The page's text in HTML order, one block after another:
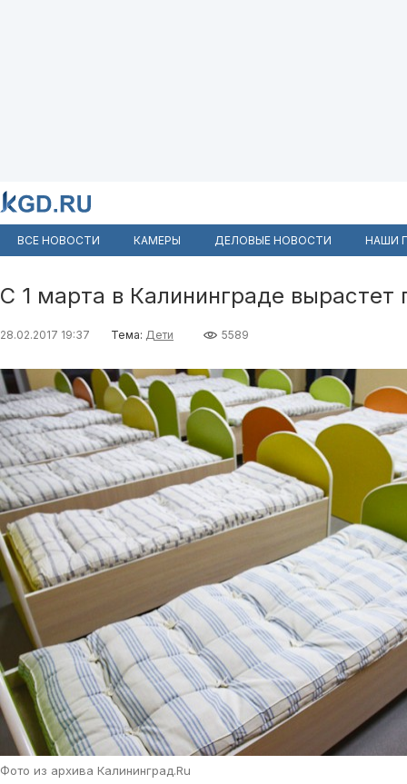
ВСЕ НОВОСТИ КАМЕРЫ ДЕЛОВЫЕ НОВОСТИ НАШИ
С 1 марта в Калининграде вырастет
28.02.2017 19:37 Тема: Дети 5589
Фото из архива Калининград.Ru